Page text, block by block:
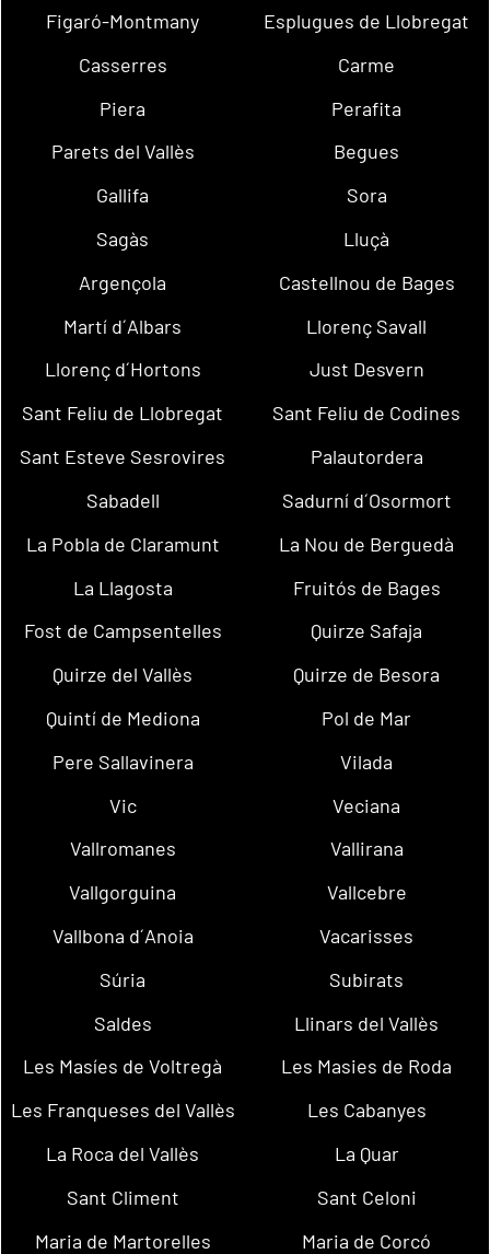
Figaró-Montmany
Esplugues de Llobregat
Casserres
Carme
Piera
Perafita
Parets del Vallès
Begues
Gallifa
Sora
Sagàs
Lluçà
Argençola
Castellnou de Bages
Martí d´Albars
Llorenç Savall
Llorenç d´Hortons
Just Desvern
Sant Feliu de Llobregat
Sant Feliu de Codines
Sant Esteve Sesrovires
Palautordera
Sabadell
Sadurní d´Osormort
La Pobla de Claramunt
La Nou de Berguedà
La Llagosta
Fruitós de Bages
Fost de Campsentelles
Quirze Safaja
Quirze del Vallès
Quirze de Besora
Quintí de Mediona
Pol de Mar
Pere Sallavinera
Vilada
Vic
Veciana
Vallromanes
Vallirana
Vallgorguina
Vallcebre
Vallbona d´Anoia
Vacarisses
Súria
Subirats
Saldes
Llinars del Vallès
Les Masíes de Voltregà
Les Masies de Roda
Les Franqueses del Vallès
Les Cabanyes
La Roca del Vallès
La Quar
Sant Climent
Sant Celoni
Maria de Martorelles
Maria de Corcó